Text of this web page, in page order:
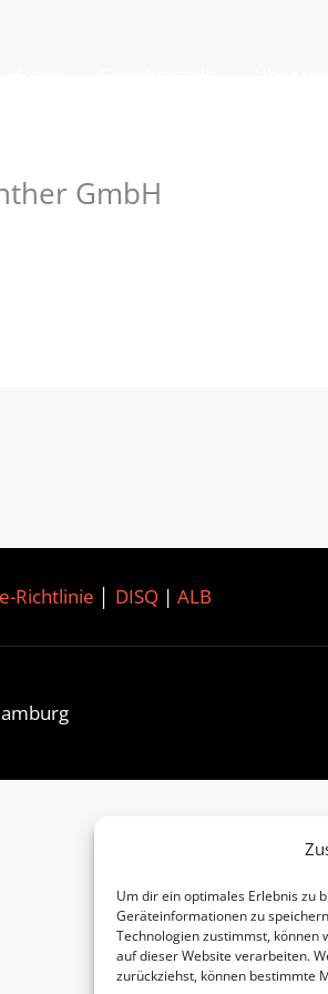
Um dir ein optimales Erlebnis zu
Geräteinformationen zu
Technologien zustimmst, können
auf dieser Website verarbeiten.
zurückziehst, können bestimmte
GmbH
Richtlinie DISQ| ALB